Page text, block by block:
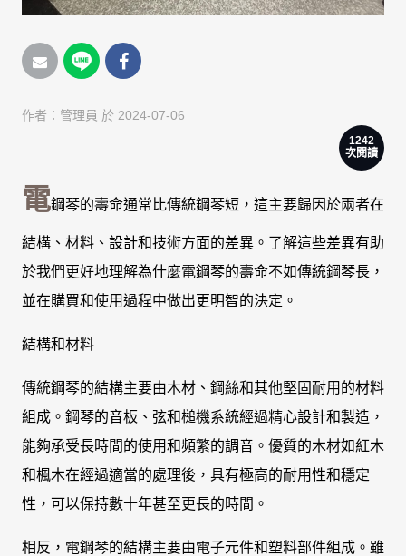
作者： 管理員 於 2024-07-06
1242
次閱讀
電鋼琴的壽命通常比傳統鋼琴短，這主要歸因於兩者在
結構、材料、設計和技術方面的差異。了解這些差異有助
於我們更好地理解為什麼電鋼琴的壽命不如傳統鋼琴長，
並在購買和使用過程中做出更明智的決定。
結構和材料
傳統鋼琴的結構主要由木材、鋼絲和其他堅固耐用的材料
組成。鋼琴的音板、弦和槌機系統經過精心設計和製造，
能夠承受長時間的使用和頻繁的調音。優質的木材如紅木
和楓木在經過適當的處理後，具有極高的耐用性和穩定
性，可以保持數十年甚至更長的時間。
相反，電鋼琴的結構主要由電子元件和塑料部件組成。雖